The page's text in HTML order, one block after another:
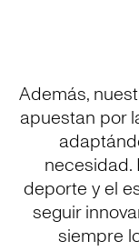
Además,
apuestan por
necesidad.
deporte y el
seguir
siempre